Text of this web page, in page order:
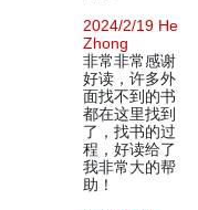
2024/2/19 He
Zhong
非常非常感谢
好读，许多外
面找不到的书
都在这里找到
了，找书的过
程，好读给了
我非常大的帮
助！